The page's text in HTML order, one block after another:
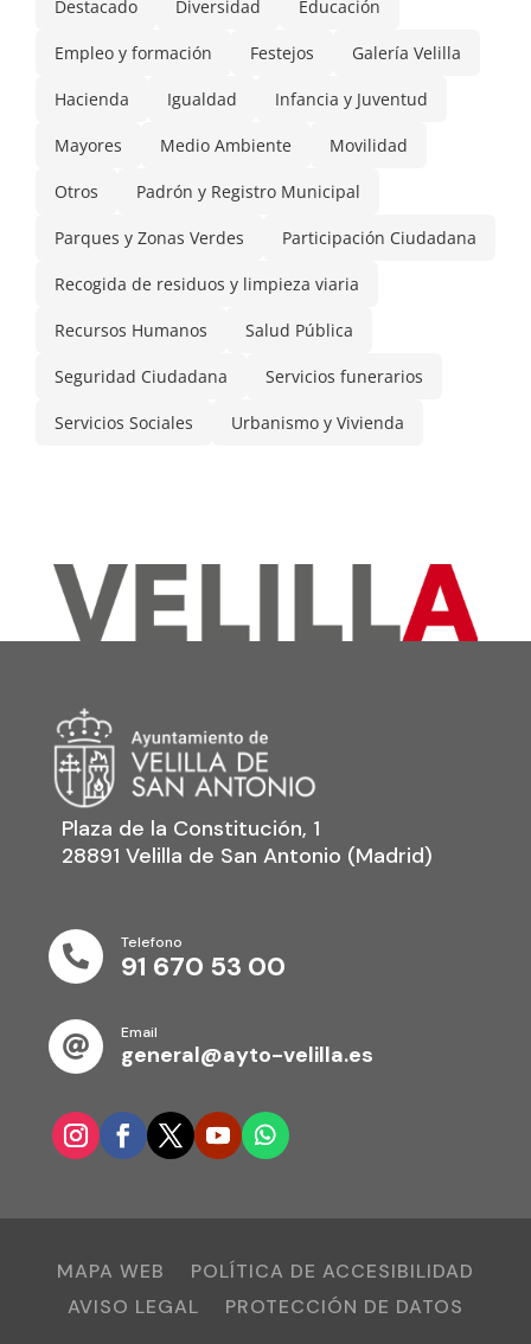
Destacado Diversidad Educación
Empleo y formación Festejos Galería Velilla
Hacienda Igualdad Infancia y Juventud
Mayores Medio Ambiente Movilidad
Otros Padrón y Registro Municipal
Parques y Zonas Verdes Participación Ciudadana
Recogida de residuos y limpieza viaria
Recursos Humanos Salud Pública
Seguridad Ciudadana Servicios funerarios
Servicios Sociales Urbanismo y Vivienda
Plaza de la Constitución, 1
28891 Velilla de San Antonio (Madrid)

Telefono
91 670 53 00

Email
general@ayto-velilla.es
MAPA WEB
POLÍTICA DE ACCESIBILIDAD
AVISO LEGAL
PROTECCIÓN DE DATOS